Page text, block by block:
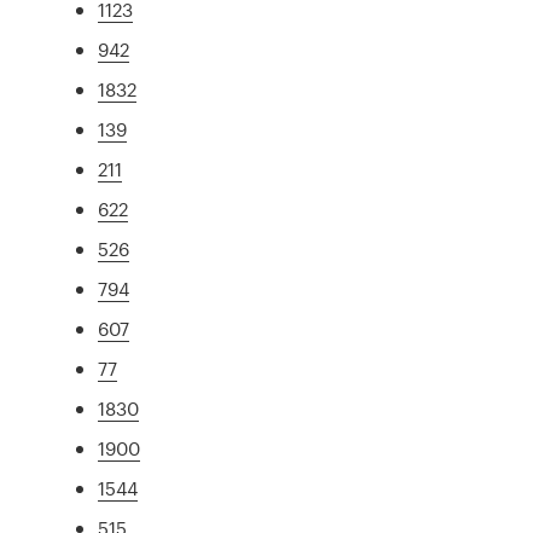
1123
942
1832
139
211
622
526
794
607
77
1830
1900
1544
515